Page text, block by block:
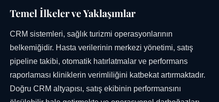
Temel İlkeler ve Yaklaşımlar
CRM sistemleri, sağlık turizmi operasyonlarının
belkemiğidir. Hasta verilerinin merkezi yönetimi, satış
pipeline takibi, otomatik hatırlatmalar ve performans
raporlaması kliniklerin verimliliğini katbekat artırmaktadır.
Doğru CRM altyapısı, satış ekibinin performansını